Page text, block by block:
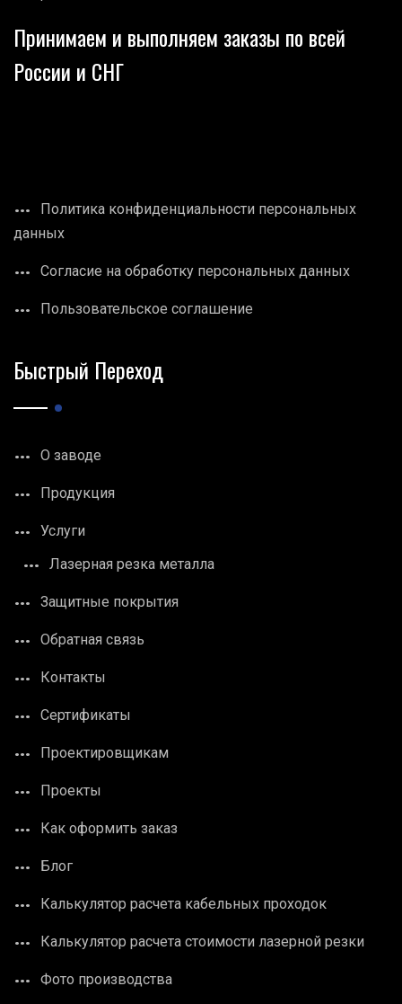
Принимаем и выполняем заказы по всей
России и СНГ
Политика конфиденциальности персональных
данных
Согласие на обработку персональных данных
Пользовательское соглашение
Быстрый Переход
О заводе
Продукция
Услуги
Лазерная резка металла
Защитные покрытия
Обратная связь
Контакты
Сертификаты
Проектировщикам
Проекты
Как оформить заказ
Блог
Калькулятор расчета кабельных проходок
Калькулятор расчета стоимости лазерной резки
Фото производства